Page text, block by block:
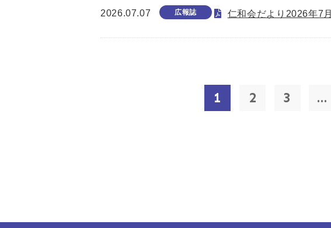
2026.07.07 広報誌 仁和会だより2026年7月
1 2 3 ...